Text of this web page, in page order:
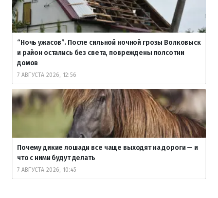
“Ночь ужасов”. После сильной ночной грозы Волковыск
и район остались без света, повреждены полсотни
домов
7 АВГУСТА 2026, 12:56
Почему дикие лошади все чаще выходят на дороги — и
что с ними будут делать
7 АВГУСТА 2026, 10:45